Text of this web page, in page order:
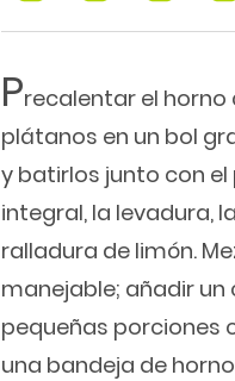
Precalentar el horno
plátanos en un bol
y batirlos junto con
integral, la levadura,
ralladura de limón.
manejable; añadir un
pequeñas porciones
una bandeja de